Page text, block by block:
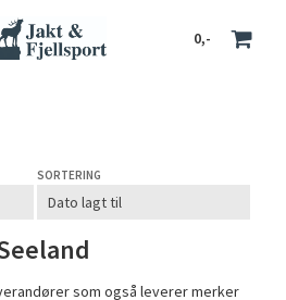
0,-
SORTERING
som også leverer merker